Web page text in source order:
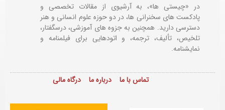
در «چیستی ها»، به آرشیوی از مقالات تخصصی و
پادکست های سخنرانی ها، در دو حوزه علوم انسانی و هنر
دسترسی دارید. همچنین به جزوه های آموزشی، درسگفتار،
تلخیص، تألیف، ترجمه، و اتودهایی برایفیلمنامه و
نمایشنامه.
تماس با ما درباره ما درگاه مالی